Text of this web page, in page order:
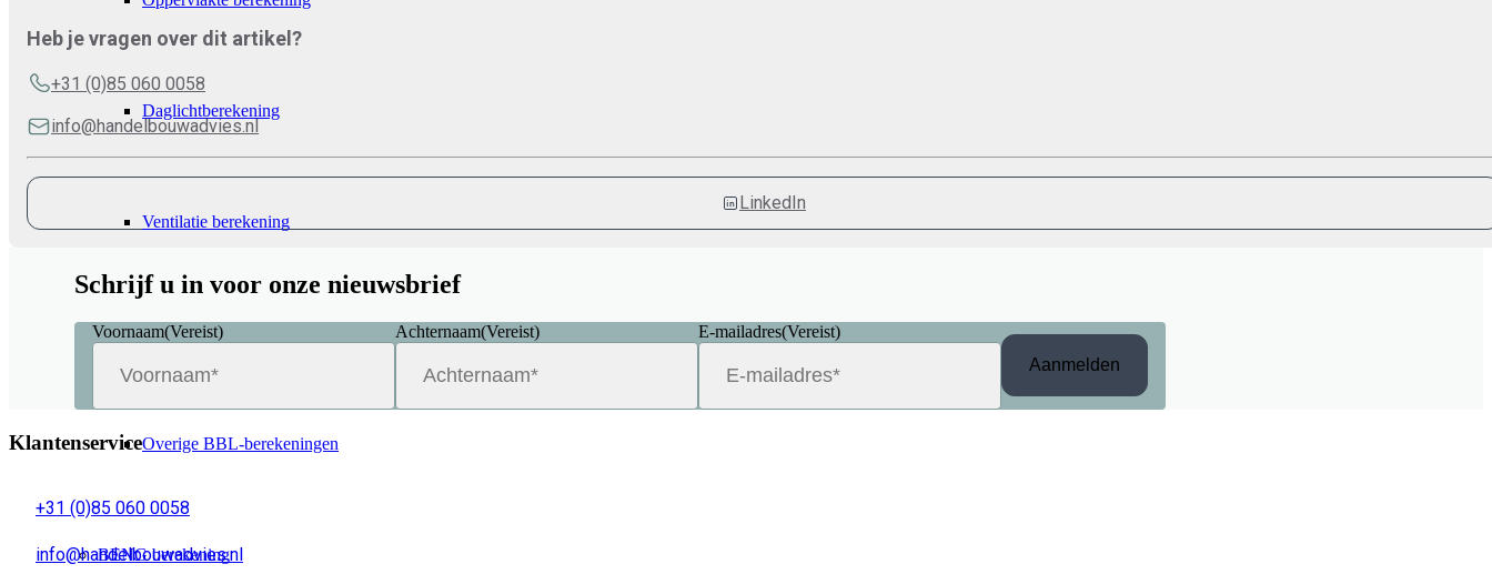
Daglichtberekening
Ventilatie berekening
Spuiventilatieberekening
Overige BBL-berekeningen
BENG berekening
Heb je vragen over dit artikel?
+31 (0)85 060 0058
info@handelbouwadvies.nl
LinkedIn
Schrijf u in voor onze nieuwsbrief
Voornaam(Vereist) Achternaam(Vereist) E-mailadres(Vereist)
Klantenservice
+31 (0)85 060 0058
info@handelbouwadvies.nl